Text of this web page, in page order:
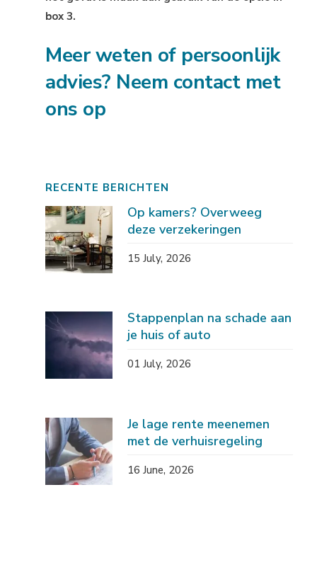
box 3.
Meer weten of persoonlijk
advies? Neem contact met
ons op
RECENTE BERICHTEN
Op kamers? Overweeg
deze verzekeringen
15 July, 2026
Stappenplan na schade aan
je huis of auto
01 July, 2026
Je lage rente meenemen
met de verhuisregeling
16 June, 2026